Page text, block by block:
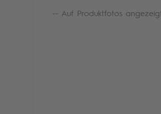
-- Auf Produktfotos